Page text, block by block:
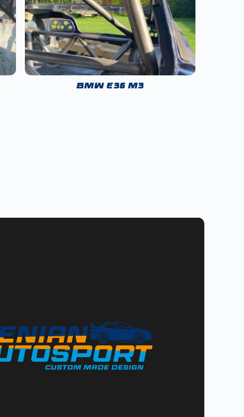
BMW E36 M3